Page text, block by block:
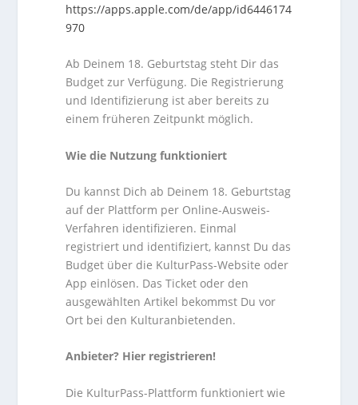
https://apps.apple.com/de/app/id6446174
970
Ab Deinem 18. Geburtstag steht Dir das
Budget zur Verfügung. Die Registrierung
und Identifizierung ist aber bereits zu
einem früheren Zeitpunkt möglich.
Wie die Nutzung funktioniert
Du kannst Dich ab Deinem 18. Geburtstag
auf der Plattform per Online-Ausweis-
Verfahren identifizieren. Einmal
registriert und identifiziert, kannst Du das
Budget über die KulturPass-Website oder
App einlösen. Das Ticket oder den
ausgewählten Artikel bekommst Du vor
Ort bei den Kulturanbietenden.
Anbieter? Hier registrieren!
Die KulturPass-Plattform funktioniert wie